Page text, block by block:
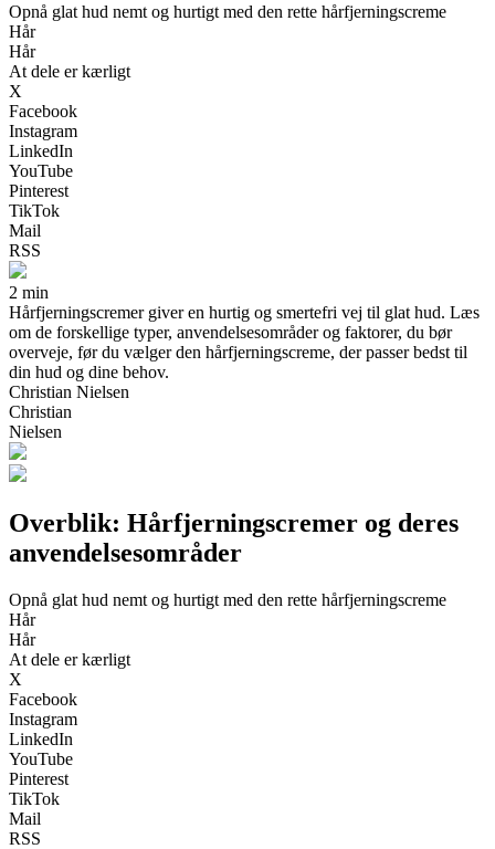
Opnå glat hud nemt og hurtigt med den rette hårfjerningscreme
Hår
Hår
At dele er kærligt
X
Facebook
Instagram
LinkedIn
YouTube
Pinterest
TikTok
Mail
RSS
2 min
Hårfjerningscremer giver en hurtig og smertefri vej til glat hud. Læs
om de forskellige typer, anvendelsesområder og faktorer, du bør
overveje, før du vælger den hårfjerningscreme, der passer bedst til
din hud og dine behov.
Christian Nielsen
Christian
Nielsen
Overblik: Hårfjerningscremer og deres
anvendelsesområder
Opnå glat hud nemt og hurtigt med den rette hårfjerningscreme
Hår
Hår
At dele er kærligt
X
Facebook
Instagram
LinkedIn
YouTube
Pinterest
TikTok
Mail
RSS